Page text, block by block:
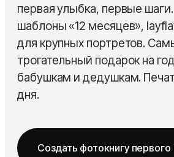
Детская
Семейная
Из путешествий
Layflat фотокнига
Сертификаты
Блог
Помощь
первая улыбка, первые
шаблоны «12 месяцев»,
для крупных портретов.
трогательный подарок на
бабушкам и дедушкам.
дня.
Создать фотокнигу первого